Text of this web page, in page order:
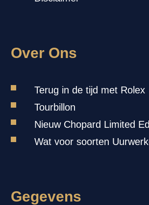
Over Ons
Terug in de tijd met Rolex
Tourbillon
Nieuw Chopard Limited
Wat voor soorten
Gegevens